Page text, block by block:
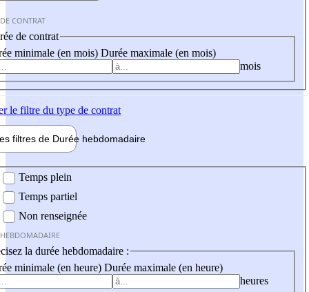
CONTRAT
de contrat
minimale (en mois) Durée maximale (en mois)
mois
le filtre du type de contrat
filtres de Durée hebdomadaire
Temps plein
Temps partiel
Non renseignée
la durée hebdomadaire :
minimale (en heure) Durée maximale (en heure)
heures